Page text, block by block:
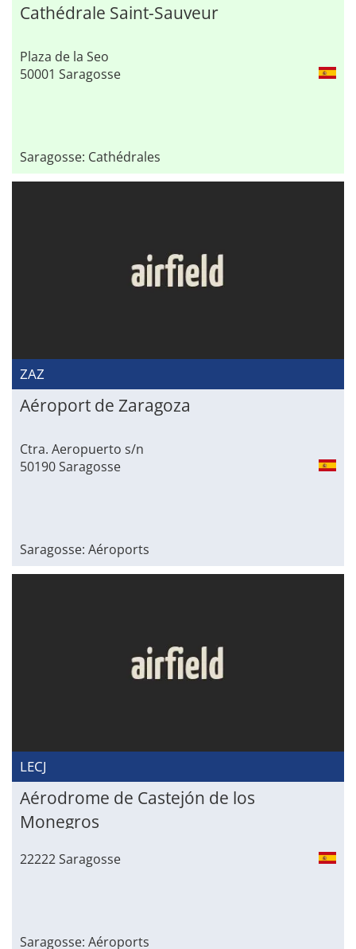
Cathédrale Saint-Sauveur
Plaza de la Seo
50001 Saragosse
Saragosse: Cathédrales
ZAZ
Aéroport de Zaragoza
Ctra. Aeropuerto s/n
50190 Saragosse
Saragosse: Aéroports
LECJ
Aérodrome de Castejón de los
Monegros
22222 Saragosse
Saragosse: Aéroports